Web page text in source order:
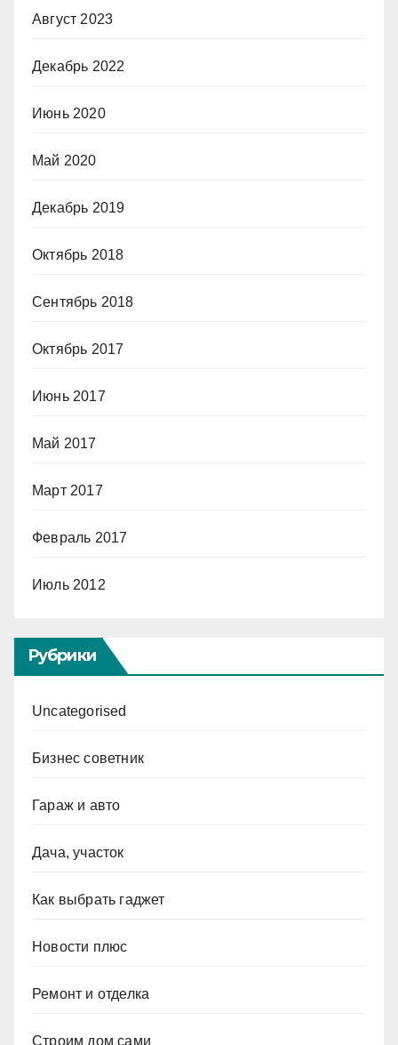
Август 2023
Декабрь 2022
Июнь 2020
Май 2020
Декабрь 2019
Октябрь 2018
Сентябрь 2018
Октябрь 2017
Июнь 2017
Май 2017
Март 2017
Февраль 2017
Июль 2012
Рубрики
Uncategorised
Бизнес советник
Гараж и авто
Дача, участок
Как выбрать гаджет
Новости плюс
Ремонт и отделка
Строим дом сами